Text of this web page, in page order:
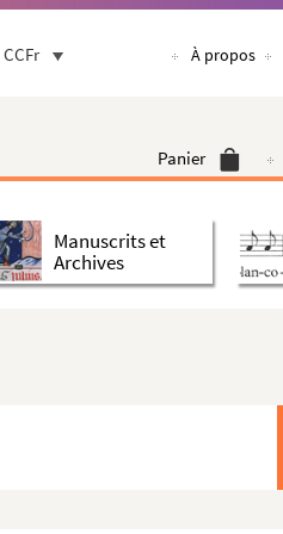
À propos
Panier
Manuscrits et
Archives